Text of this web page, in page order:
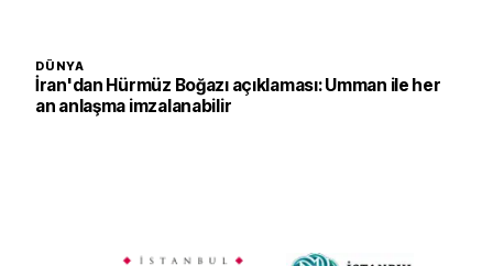
DÜNYA
İran'dan Hürmüz Boğazı açıklaması: Umman ile her
an anlaşma imzalanabilir